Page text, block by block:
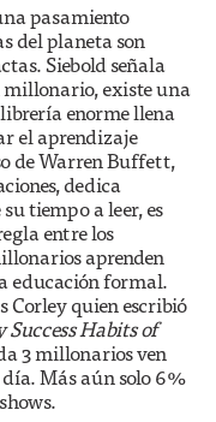
pasamiento
del planeta son
Siebold señala
millonario, existe una
enorme llena
el aprendizaje
de Warren Buffett,
dedica
tiempo a leer, es
entre los
aprenden
educación formal.
Corley quien escribió
Habits of
3 millonarios ven
Más aún solo 6%